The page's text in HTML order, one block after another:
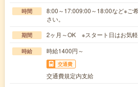
時間
8:00～17:009:00～18:00など※ご
さい。
期間 2ヶ月～OK ※スタート日はお気軽
時給 時給1400円～
交通費
交通費規定内支給